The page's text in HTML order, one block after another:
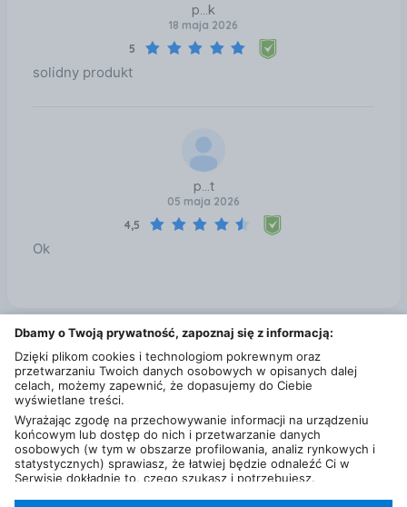
p...k
18 maja 2026
5
solidny produkt
p...t
05 maja 2026
4,5
Ok
Zobacz także
Samsonite AT (24G09006) Warszawa
Green Cell Bateria 33YDH do Dell Inspiron G3 3579 3779 G5 5587 G7
7588 7577 7773 7778 7779 7786 Latitude 3380 3480 3490 3590
(De138) Warszawa
Dell Optiplex 3000 (N007O3000MFFAC_VP) Warszawa
Hp omen accelerator ga1 1000nw 2wb90ea Warszawa
Dbamy o Twoją prywatność, zapoznaj się z informacją:
Dzięki plikom cookies i technologiom pokrewnym oraz
przetwarzaniu Twoich danych osobowych w opisanych dalej
celach, możemy zapewnić, że dopasujemy do Ciebie
wyświetlane treści.
Wyrażając zgodę na przechowywanie informacji na urządzeniu
końcowym lub dostęp do nich i przetwarzanie danych
osobowych (w tym w obszarze profilowania, analiz rynkowych i
statystycznych) sprawiasz, że łatwiej będzie odnaleźć Ci w
Serwisie dokładnie to, czego szukasz i potrzebujesz.